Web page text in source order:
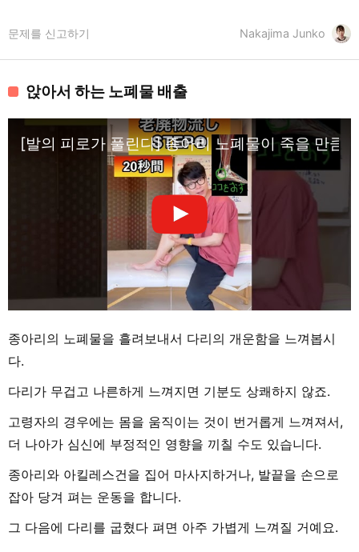
Nakajima Junko
문제를 신고하기
앉아서 하는 노폐물 배출
[발의 피로가 풀린다] 종아리 노폐물이 죽을 만큼
종아리의 노폐물을 흘려보내서 다리의 개운함을 느껴봅시
다.
다리가 무겁고 나른하게 느껴지면 기분도 상쾌하지 않죠.
고령자의 경우에는 몸을 움직이는 것이 번거롭게 느껴져서,
더 나아가 심신에 부정적인 영향을 끼칠 수도 있습니다.
종아리와 아킬레스건을 집어 마사지하거나, 발끝을 손으로
잡아 당겨 펴는 운동을 합니다.
그 다음에 다리를 굽혔다 펴면 아주 가볍게 느껴질 거예요.